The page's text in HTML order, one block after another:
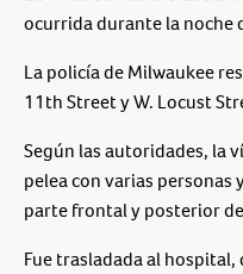
ocurrida durante la noche
La policía de Milwaukee
11th Street y W. Locust
Según las autoridades, la
pelea con varias
parte frontal y posterior
Fue trasladada al hospital,